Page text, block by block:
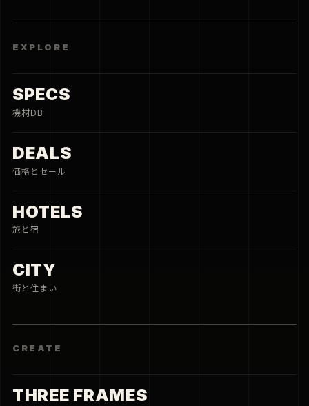
EXPLORE
SPECS
機材DB
DEALS
価格とセール
HOTELS
旅と宿
CITY
街と住まい
CREATE
THREE FRAMES